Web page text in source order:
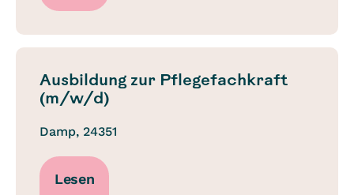
Ausbildung zur Pflegefachkraft
(m/w/d)
Damp, 24351
Lesen